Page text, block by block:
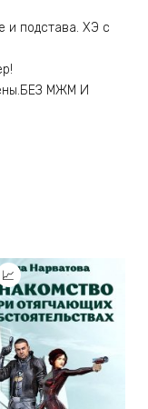
и подстава. ХЭ с
МЖМ И